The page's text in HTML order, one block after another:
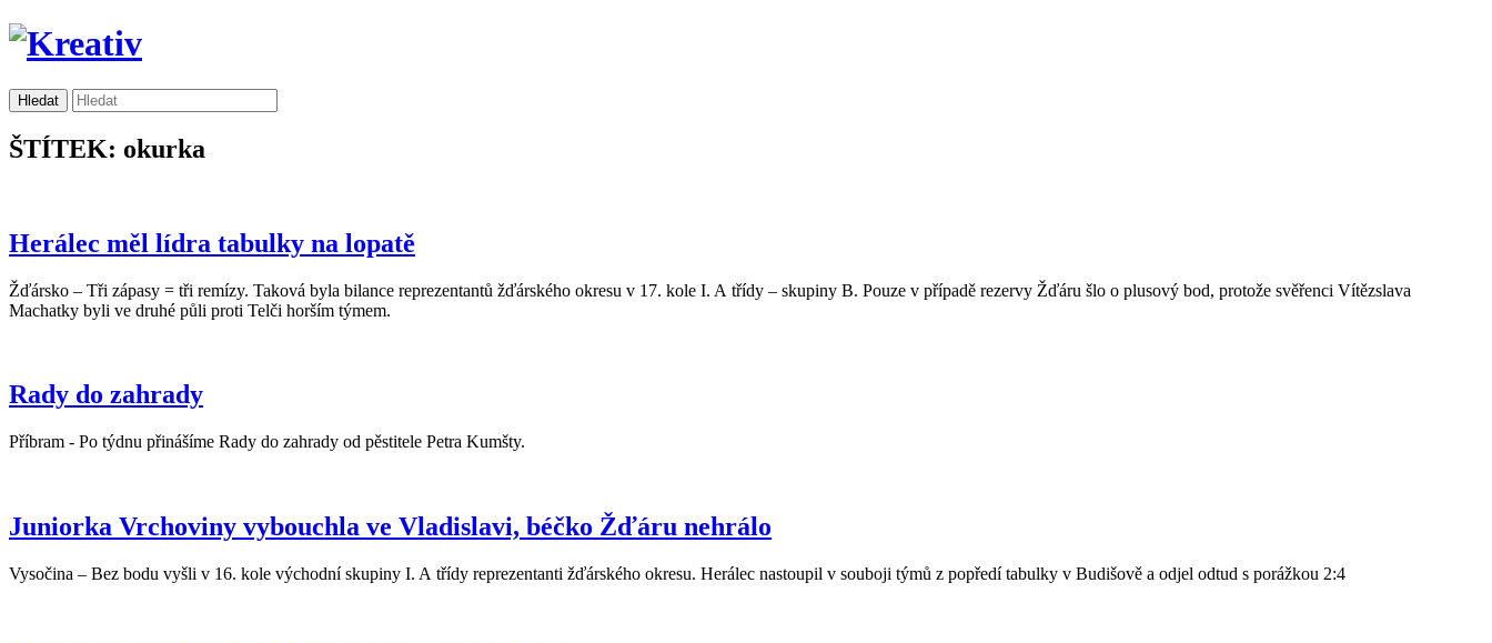
ŠTÍTEK: okurka
Herálec měl lídra tabulky na lopatě
Žďársko – Tři zápasy = tři remízy. Taková byla bilance reprezentantů žďárského okresu v 17. kole I. A třídy – skupiny B. Pouze v případě rezervy Žďáru šlo o plusový bod, protože svěřenci Vítězslava
Machatky byli ve druhé půli proti Telči horším týmem.
Rady do zahrady
Příbram - Po týdnu přinášíme Rady do zahrady od pěstitele Petra Kumšty.
Juniorka Vrchoviny vybouchla ve Vladislavi, béčko Žďáru nehrálo
Vysočina – Bez bodu vyšli v 16. kole východní skupiny I. A třídy reprezentanti žďárského okresu. Herálec nastoupil v souboji týmů z popředí tabulky v Budišově a odjel odtud s porážkou 2:4